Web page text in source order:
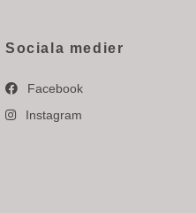
Sociala medier
Facebook
Instagram